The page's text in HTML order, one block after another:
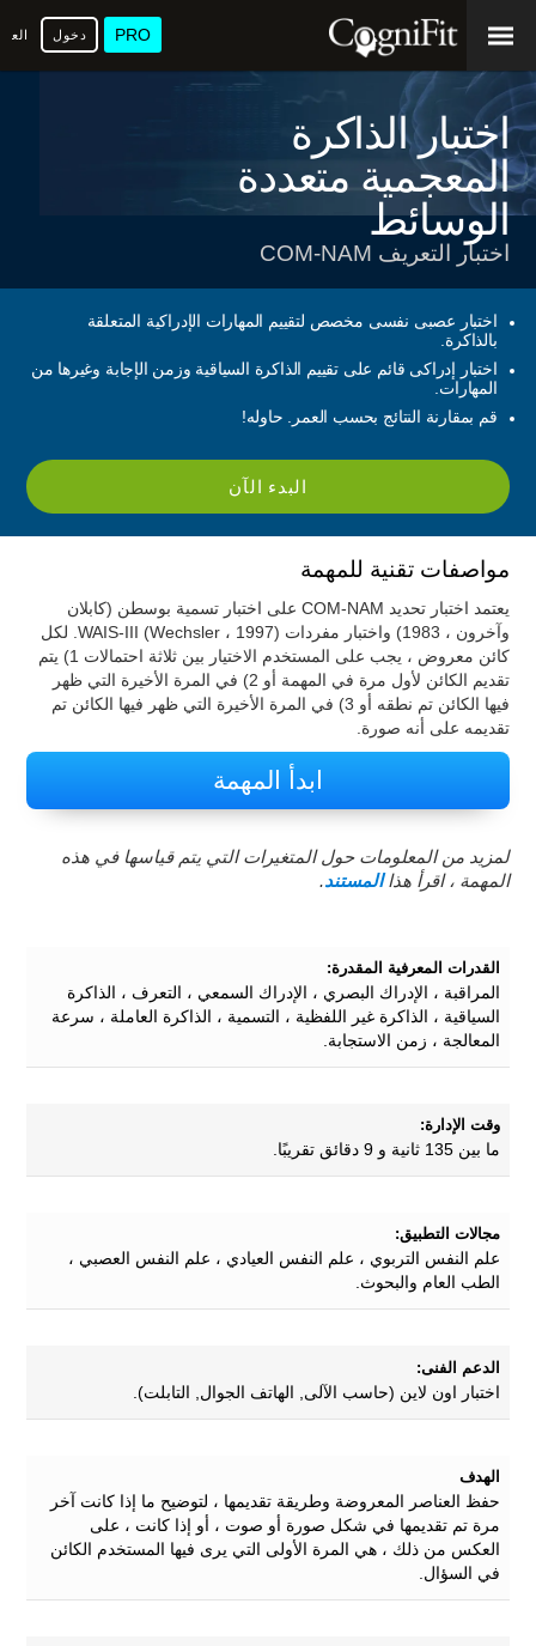
PRO دخول
اختبار الذاكرة
المعجمية متعددة
الوسائط
اختبار التعريف COM-NAM
اختبار عصبى نفسى مخصص لتقييم المهارات الإدراكية المتعلقة
بالذاكرة.
اختبار إدراكى قائم على تقييم الذاكرة السياقية وزمن الإجابة وغيرها من
المهارات.
قم بمقارنة النتائج بحسب العمر. حاوله!
البدء الآن
مواصفات تقنية للمهمة
يعتمد اختبار تحديد COM-NAM على اختبار تسمية بوسطن (كابلان
وآخرون ، 1983) واختبار مفردات WAIS-III (Wechsler ، 1997). لكل
كائن معروض ، يجب على المستخدم الاختيار بين ثلاثة احتمالات 1) يتم
تقديم الكائن لأول مرة في المهمة أو 2) في المرة الأخيرة التي ظهر
فيها الكائن تم نطقه أو 3) في المرة الأخيرة التي ظهر فيها الكائن تم
تقديمه على أنه صورة.
ابدأ المهمة
لمزيد من المعلومات حول المتغيرات التي يتم قياسها في هذه
المهمة ، اقرأ هذاالمستند.
القدرات المعرفية المقدرة:
المراقبة ، الإدراك البصري ، الإدراك السمعي ، التعرف ، الذاكرة
السياقية ، الذاكرة غير اللفظية ، التسمية ، الذاكرة العاملة ، سرعة
المعالجة ، زمن الاستجابة.
وقت الإدارة:
ما بين 135 ثانية و 9 دقائق تقريبًا.
مجالات التطبيق:
علم النفس التربوي ، علم النفس العيادي ، علم النفس العصبي ،
الطب العام والبحوث.
الدعم الفنى:
اختبار اون لاين (حاسب الآلى, الهاتف الجوال, التابلت).
الهدف
حفظ العناصر المعروضة وطريقة تقديمها ، لتوضيح ما إذا كانت آخر
مرة تم تقديمها في شكل صورة أو صوت ، أو إذا كانت ، على
العكس من ذلك ، هي المرة الأولى التي يرى فيها المستخدم الكائن
في السؤال.